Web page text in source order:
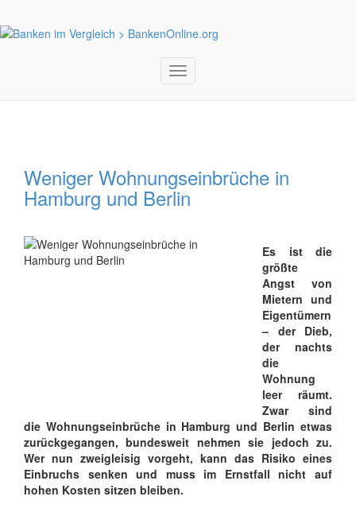
Toggle
navigation
Weniger Wohnungseinbrüche in
Hamburg und Berlin
Es ist die
größte
Angst von
Mietern und
Eigentümern
– der Dieb,
der nachts
die
Wohnung
leer räumt.
Zwar sind
die Wohnungseinbrüche in Hamburg und Berlin etwas
zurückgegangen, bundesweit nehmen sie jedoch zu.
Wer nun zweigleisig vorgeht, kann das Risiko eines
Einbruchs senken und muss im Ernstfall nicht auf
hohen Kosten sitzen bleiben.